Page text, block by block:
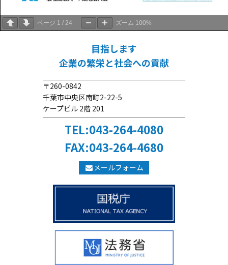
ページ 1 / 24 ズーム 100%
目指します
企業の繁栄と社会への貢献
〒260-0842
千葉市中央区南町2-22-5
ケープビル 2階 201
TEL:043-264-4080
FAX:043-264-4680
メールフォーム